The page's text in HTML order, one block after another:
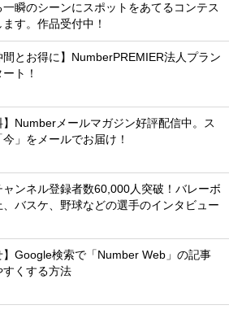
瞬のシーンにスポットをあてるコンテス
ます。作品受付中！
間とお得に】NumberPREMIER法人プラン
ト！
】Numberメールマガジン好評配信中。ス
」をメールでお届け！
ャンネル登録者数60,000人突破！バレーボ
、バスケ、野球などの選手のインタビュー
】Google検索で「Number Web」の記事
すくする方法